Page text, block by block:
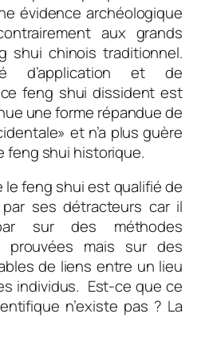
évidence archéologique
aux grands
shui chinois traditionnel.
d’application et de
feng shui dissident est
une forme répandue de
et n’a plus guère
feng shui historique.
le feng shui est qualifié de
ses détracteurs car il
sur des méthodes
prouvées mais sur des
de liens entre un lieu
individus. Est-ce que ce
n’existe pas ? La